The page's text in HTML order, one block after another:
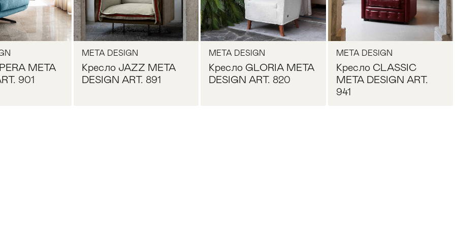
META
901
META DESIGN
Кресло JAZZ META
DESIGN ART. 891
META DESIGN
Кресло GLORIA META
DESIGN ART. 820
META DESIGN
Кресло CLASSIC
META DESIGN ART.
941